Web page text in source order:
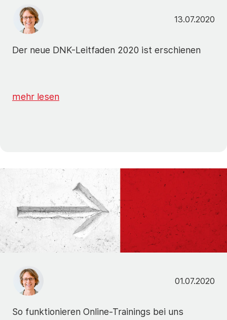
13.07.2020
Der neue DNK-Leitfaden 2020 ist erschienen
mehr lesen
01.07.2020
So funktionieren Online-Trainings bei uns